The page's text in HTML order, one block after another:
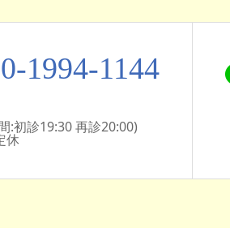
1994-1144
:初診19:30 再診20:00)
休